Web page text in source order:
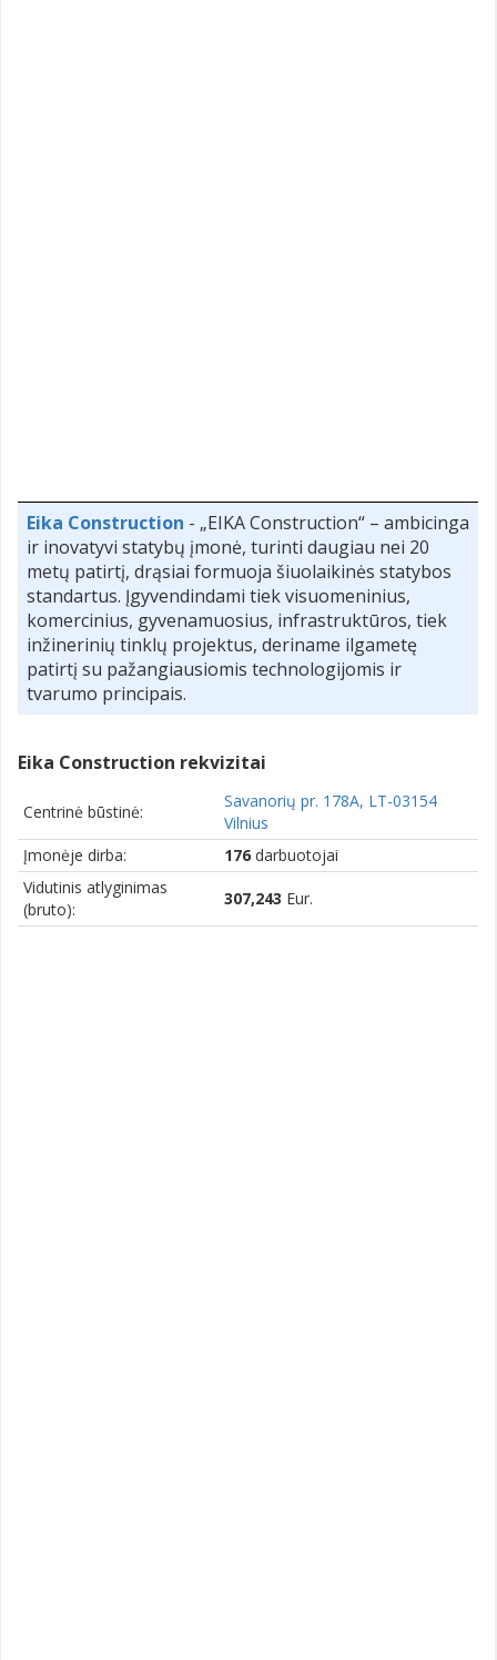
Eika Construction - „EIKA Construction“ – ambicinga
ir inovatyvi statybų įmonė, turinti daugiau nei 20
metų patirtį, drąsiai formuoja šiuolaikinės statybos
standartus. Įgyvendindami tiek visuomeninius,
komercinius, gyvenamuosius, infrastruktūros, tiek
inžinerinių tinklų projektus, deriname ilgametę
patirtį su pažangiausiomis technologijomis ir
tvarumo principais.
Eika Construction rekvizitai
Centrinė būstinė:
Savanorių pr. 178A, LT-03154
Vilnius
Įmonėje dirba:
176 darbuotojai
Vidutinis atlyginimas
(bruto):
307,243 Eur.